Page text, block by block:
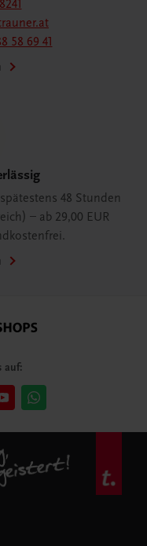
58 69 41
48 Stunden
– ab 29,00 EUR
auf: